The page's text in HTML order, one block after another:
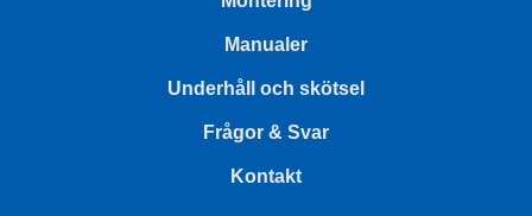
Manualer
Underhåll och skötsel
Frågor & Svar
Kontakt